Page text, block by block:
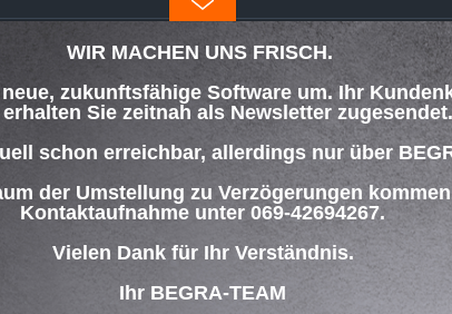
WIR MACHEN UNS FRISCH.
zukunftsfähige Software um. Ihr
Sie zeitnah als Newsletter zugesendet.
schon erreichbar, allerdings nur über
der Umstellung zu Verzögerungen
Kontaktaufnahme unter 069-42694267.
Vielen Dank für Ihr Verständnis.
Ihr BEGRA-TEAM
INFORMATIONEN
Über uns
Datenschutz